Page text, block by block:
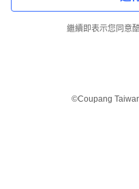
繼續即表示您同意
©Coupang